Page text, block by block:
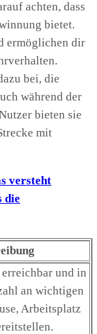
achten, dass
bietet.
ermöglichen dir
bei, die
während der
bieten sie
mit
versteht
die
und in
an wichtigen
Arbeitsplatz